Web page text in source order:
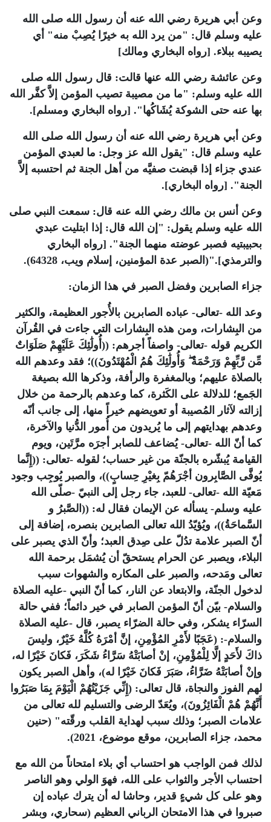
وعن أبي هريرة رضي الله عنه أن رسول الله صلى الله
عليه وسلم قال: "من يرد الله به خيرًا يُصِبْ منه" أي
يصيبه ببلاء. [رواه البخاري ومالك]
وعن عائشة رضي الله عنها قالت: قال رسول الله صلى
الله عليه وسلم: "ما من مصيبة تصيب المؤمن إلاَّ كفَّر الله
بها عنه حتى الشوكة يُشَاكُها". [رواه البخاري ومسلم].
وعن أبي هريرة رضي الله عنه أن رسول الله صلى الله
عليه وسلم قال: "يقول الله عز وجل: ما لعبدي المؤمن
عندي جزاء إذا قبضت صفيَّه من أهل الجنة ثم احتسبه إلاَّ
الجنة". [رواه البخاري].
وعن أنس بن مالك رضي الله عنه قال: سمعت النبي صلى
الله عليه وسلم يقول: "إن الله قال: إذا ابتليت عبدي
بحبيبتيه فصبر عوضته منهما الجنة". [رواه البخاري
والترمذي]."(الصبر عدة المؤمنين، إسلام ويب، 64328)
.
جزاء الصابرين وفضل الصبر في هذا الزمان:
وعد الله -تعالى- عباده الصابرين بالأُجور العظيمة، والكثير
من البِشارات، ومن هذه البِشارات التي جاءت في القُرآن
الكريم قوله -تعالى- واصفاً أجرهم: ((أُولَٰئِكَ عَلَيْهِمْ صَلَوَاتٌ
مِّن رَّبِّهِمْ وَرَحْمَةٌ ۖ وَأُولَٰئِكَ هُمُ الْمُهْتَدُونَ))؛ فقد وعدهم الله
بالصلاة عليهم؛ وبالمغفرة والرأفة، وذكرها الله بصيغة
الجَمع؛ للدلالة على الكَثرة، كما وعدهم بالرحمة من خلال
إزالته لآثار المُصيبة أو تعويضهم خيراً منها، إلى جانب أنّه
وعدهم بهدايتهم إلى ما يُريدون من أُمور الدُّنيا والآخرة،
كما أنّ الله -تعالى- يُضاعف للصابر أجرَه مرَّتَين، ويوم
القيامة يُبشّره بالجنّة من غير حساب؛ لقوله -تعالى: ((إِنَّما
يُوفَّى الصَّابِرون أجْرَهُمّ بِغيْرِ حِسابٍ))، والصبر يُوجِب وجود
مَعيّة الله -تعالى- للعبد، جاء رجل إلى النبيّ -صلّى الله
عليه وسلم- يسأله عن الإيمان فقال له: ((الصَّبرُ و
السَّماحَةُ))، ويُؤيّدُ الله تعالى الصابرين بنصره، إضافة إلى
أنّ الصبر علامة تدُلّ على صِدق العبد؛ وأنّ الذي يصبر على
البلاء، ويصبر عن الحرام يستحقّ أن يُشمَل برحمة الله
تعالى ومَدحه، والصبر على المكاره والشهوات سبب
لدخول الجنّة، والابتعاد عن النار، كما أنّ النبي -عليه الصلاة
والسلام- بيّن أنّ المؤمن الصابر في خير دائماً؛ ففي حالة
السرّاء يشكر، وفي حالة الضرّاء يصبر، قال -عليه الصلاة
والسلام-: (عَجَبًا لأَمْرِ المُؤْمِنِ، إنَّ أمْرَهُ كُلَّهُ خَيْرٌ، وليسَ
ذاكَ لأَحَدٍ إلَّا لِلْمُؤْمِنِ، إنْ أصابَتْهُ سَرَّاءُ شَكَرَ، فَكانَ خَيْرًا له،
وإنْ أصابَتْهُ ضَرَّاءُ، صَبَرَ فَكانَ خَيْرًا له)، وأهل الصبر يكون
لهم الفوز والنجاة، قال تعالى: (إِنِّي جَزَيْتُهُمْ الْيَوْمَ بِمَا صَبَرُوا
أَنَّهُمْ هُمْ الْفَائِزُونَ)، ويُعَدّ الرضى والتسليم لله تعالى من
علامات الصبر؛ وذلك سبب لهداية القلب ورقّته" (حنين
محمد، جزاء الصابرين، موقع موضوع، 2021)
.
لذلك فمن الواجب هو احتساب أي بلاء امتحاناً من الله مع
احتساب الأجر والثواب على الله، فهوَ الولي وهو الناصر
وهو على كل شيءٍ قدير، وحاشا له أن يترك عباده إن
صبروا في هذا الامتحان الرباني العظيم (سحاري، وبشر